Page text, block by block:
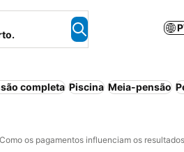
completa Piscina Meia-pensão
Como os pagamentos influenciam os resultados